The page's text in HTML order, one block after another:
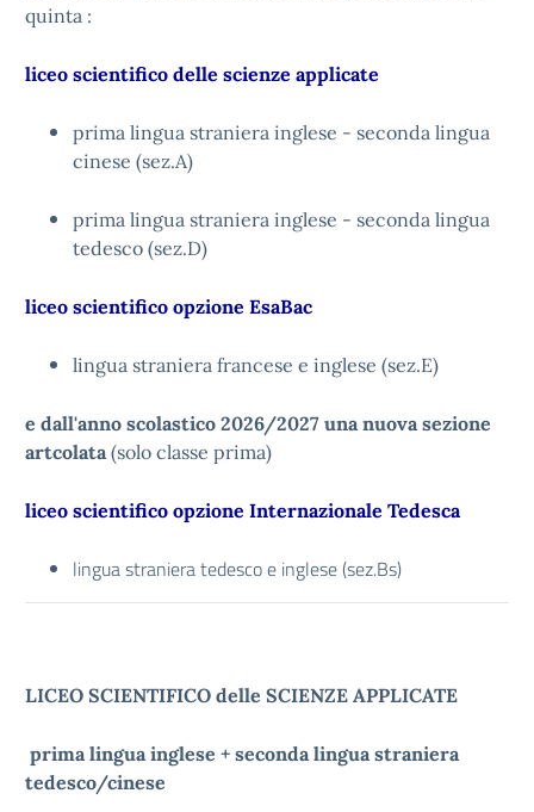
quinta :
liceo scientifico delle scienze applicate
prima lingua straniera inglese - seconda lingua
cinese (sez.A)
prima lingua straniera inglese - seconda lingua
tedesco (sez.D)
liceo scientifico opzione EsaBac
lingua straniera francese e inglese (sez.E)
e dall'anno scolastico 2026/2027 una nuova sezione
artcolata(solo classe prima)
liceo scientifico opzione Internazionale Tedesca
lingua straniera tedesco e inglese (sez.Bs)
LICEO SCIENTIFICO delle SCIENZE APPLICATE
prima lingua inglese + seconda lingua straniera
tedesco/cinese